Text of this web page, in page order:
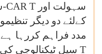
سہولت اور CAR T
-
کےلئے دو دیگر
مدد فراہم کررہا
T سیل ٹیکنالوجی